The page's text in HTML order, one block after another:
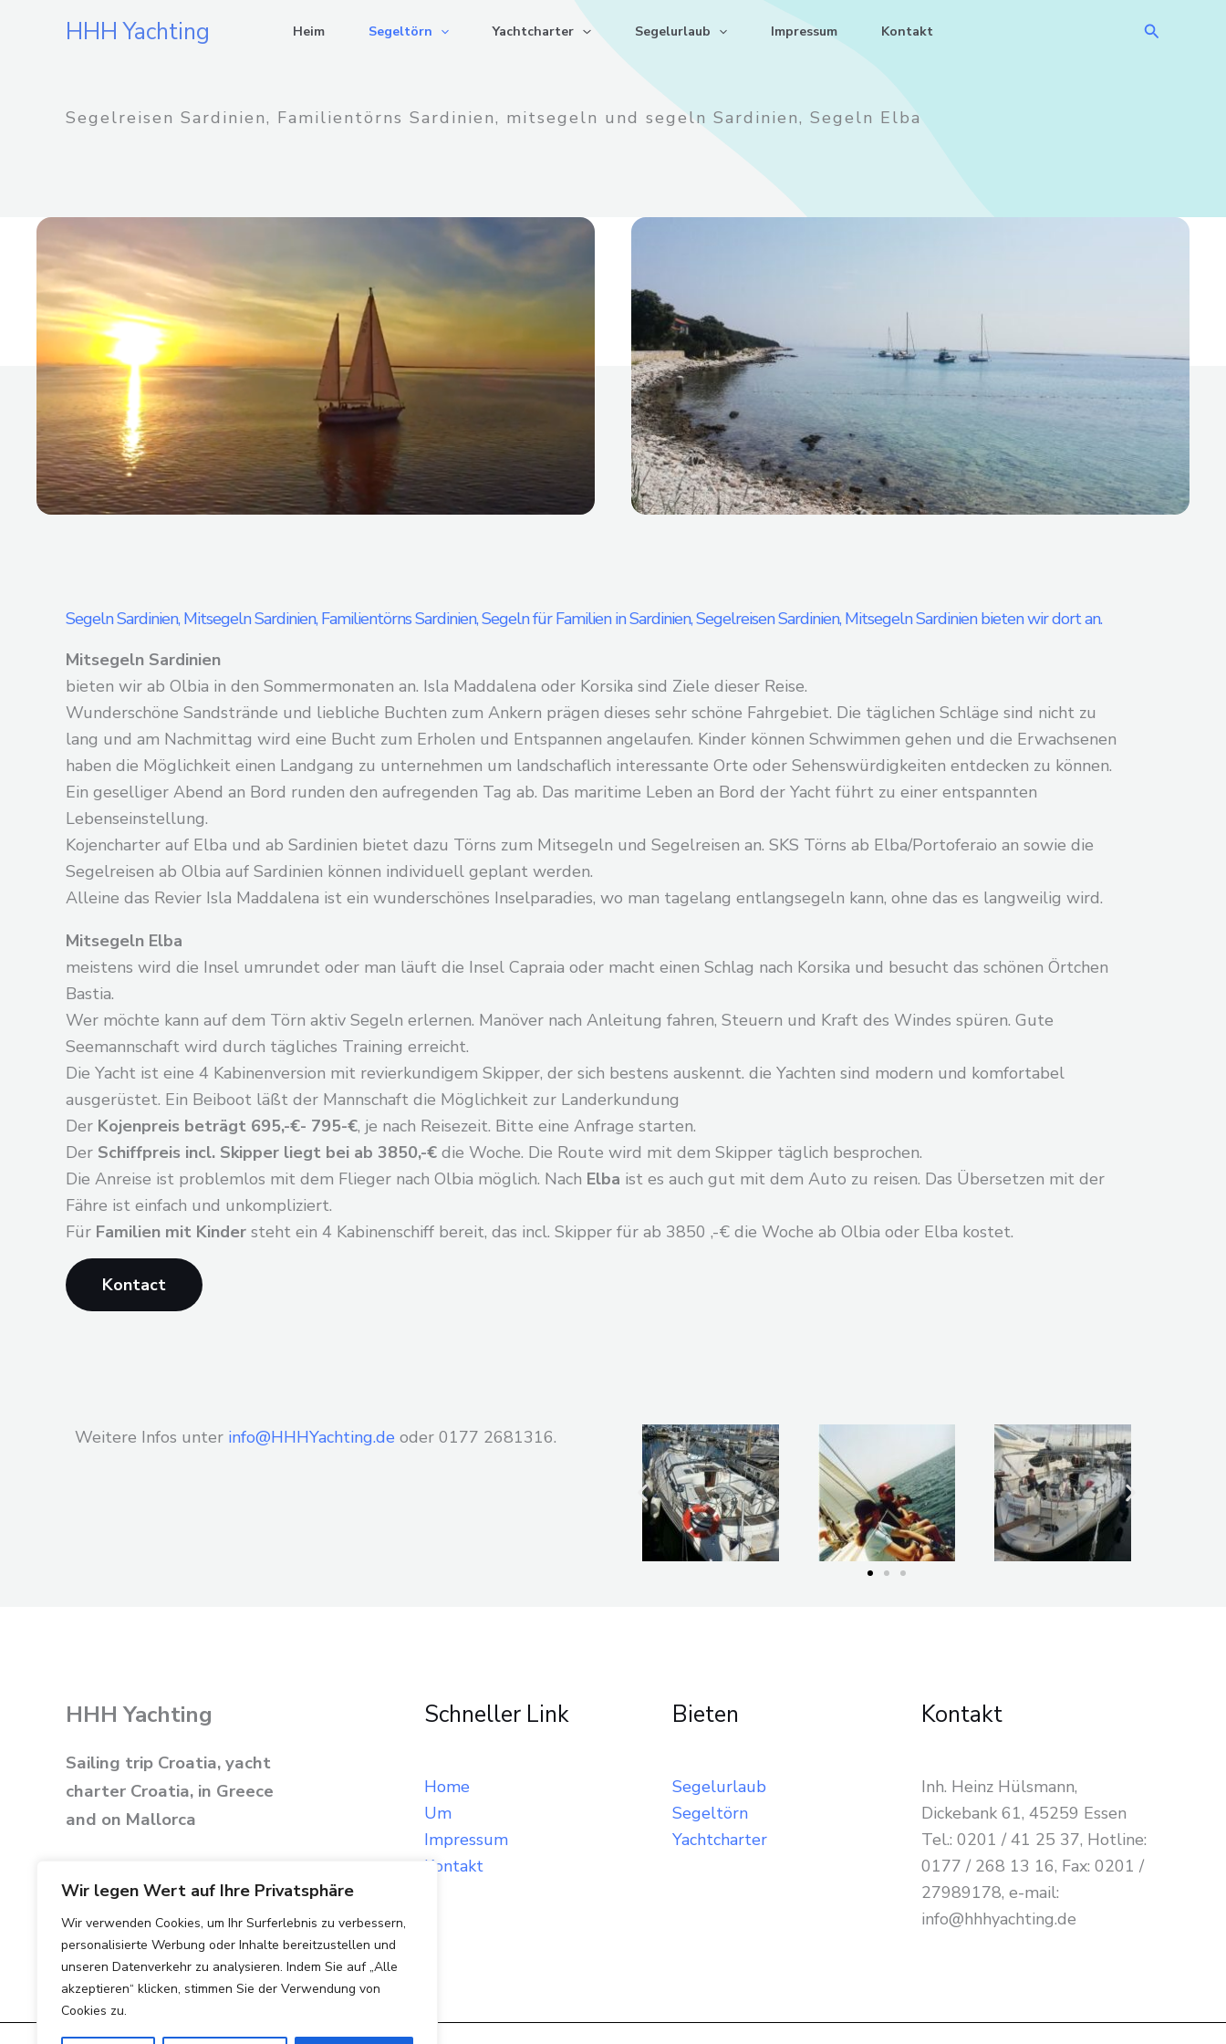
Wir legen Wert auf Ihre Privatsphäre
Wir verwenden Cookies, um Ihr Surferlebnis zu verbessern,
personalisierte Werbung oder Inhalte bereitzustellen und
unseren Datenverkehr zu analysieren. Indem Sie auf „Alle
akzeptieren“ klicken, stimmen Sie der Verwendung von
Cookies zu.
HHH Yachting Heim Segeltörn Yachtcharter Segelurlaub Impressum Kontakt Suchen
Segelreisen Sardinien, Familientörns Sardinien, mitsegeln und segeln Sardinien, Segeln Elba
Segeln Sardinien, Mitsegeln Sardinien, Familientörns Sardinien, Segeln für Familien in Sardinien, Segelreisen Sardinien, Mitsegeln Sardinien bieten wir dort an.
Mitsegeln Sardinien
bieten wir ab Olbia in den Sommermonaten an. Isla Maddalena oder Korsika sind Ziele dieser Reise.
Wunderschöne Sandstrände und liebliche Buchten zum Ankern prägen dieses sehr schöne Fahrgebiet. Die täglichen Schläge sind nicht zu
lang und am Nachmittag wird eine Bucht zum Erholen und Entspannen angelaufen. Kinder können Schwimmen gehen und die Erwachsenen
haben die Möglichkeit einen Landgang zu unternehmen um landschaflich interessante Orte oder Sehenswürdigkeiten entdecken zu können.
Ein geselliger Abend an Bord runden den aufregenden Tag ab. Das maritime Leben an Bord der Yacht führt zu einer entspannten
Lebenseinstellung.
Kojencharter auf Elba und ab Sardinien bietet dazu Törns zum Mitsegeln und Segelreisen an. SKS Törns ab Elba/Portoferaio an sowie die
Segelreisen ab Olbia auf Sardinien können individuell geplant werden.
Alleine das Revier Isla Maddalena ist ein wunderschönes Inselparadies, wo man tagelang entlangsegeln kann, ohne das es langweilig wird.
Mitsegeln Elba
meistens wird die Insel umrundet oder man läuft die Insel Capraia oder macht einen Schlag nach Korsika und besucht das schönen Örtchen
Bastia.
Wer möchte kann auf dem Törn aktiv Segeln erlernen. Manöver nach Anleitung fahren, Steuern und Kraft des Windes spüren. Gute
Seemannschaft wird durch tägliches Training erreicht.
Die Yacht ist eine 4 Kabinenversion mit revierkundigem Skipper, der sich bestens auskennt. die Yachten sind modern und komfortabel
ausgerüstet. Ein Beiboot läßt der Mannschaft die Möglichkeit zur Landerkundung
Der Kojenpreis beträgt 695,-€- 795-€, je nach Reisezeit. Bitte eine Anfrage starten.
Der Schiffpreis incl. Skipper liegt bei ab 3850,-€ die Woche. Die Route wird mit dem Skipper täglich besprochen.
Die Anreise ist problemlos mit dem Flieger nach Olbia möglich. Nach Elba ist es auch gut mit dem Auto zu reisen. Das Übersetzen mit der
Fähre ist einfach und unkompliziert.
Für Familien mit Kinder steht ein 4 Kabinenschiff bereit, das incl. Skipper für ab 3850 ,-€ die Woche ab Olbia oder Elba kostet.
Kontact
Weitere Infos unter info@HHHYachting.de oder 0177 2681316.
HHH Yachting
Sailing trip Croatia, yacht
charter Croatia, in Greece
and on Mallorca
Schneller Link
Home
Um
Impressum
Kontakt
Bieten
Segelurlaub
Segeltörn
Yachtcharter
Kontakt
Inh. Heinz Hülsmann,
Dickebank 61, 45259 Essen
Tel.: 0201 / 41 25 37, Hotline:
0177 / 268 13 16, Fax: 0201 /
27989178, e-mail:
info@hhhyachting.de